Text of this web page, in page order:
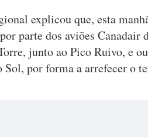
explicou que, esta
parte dos aviões Canadair
junto ao Pico Ruivo, e
Sol, por forma a arrefecer o